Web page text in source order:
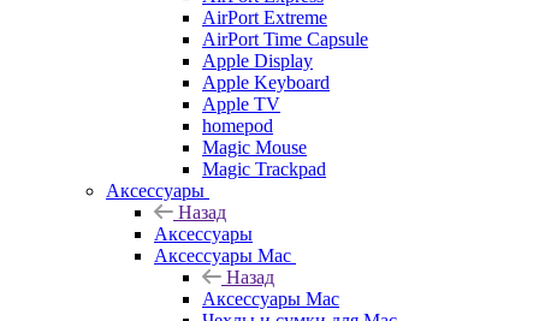
AirPort Extreme
AirPort Time Capsule
Apple Display
Apple Keyboard
Apple TV
homepod
Magic Mouse
Magic Trackpad
Аксессуары
Назад
Аксессуары
Аксессуары Mac
Назад
Аксессуары Mac